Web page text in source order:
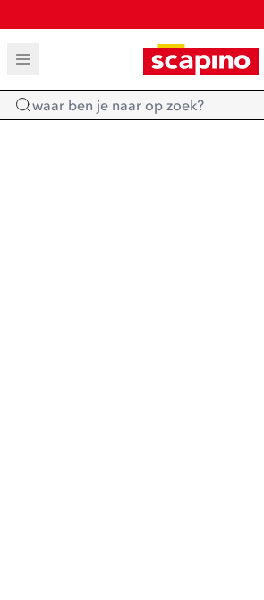
TOT 70% KORTING OP
SHOP NIEUW
Home